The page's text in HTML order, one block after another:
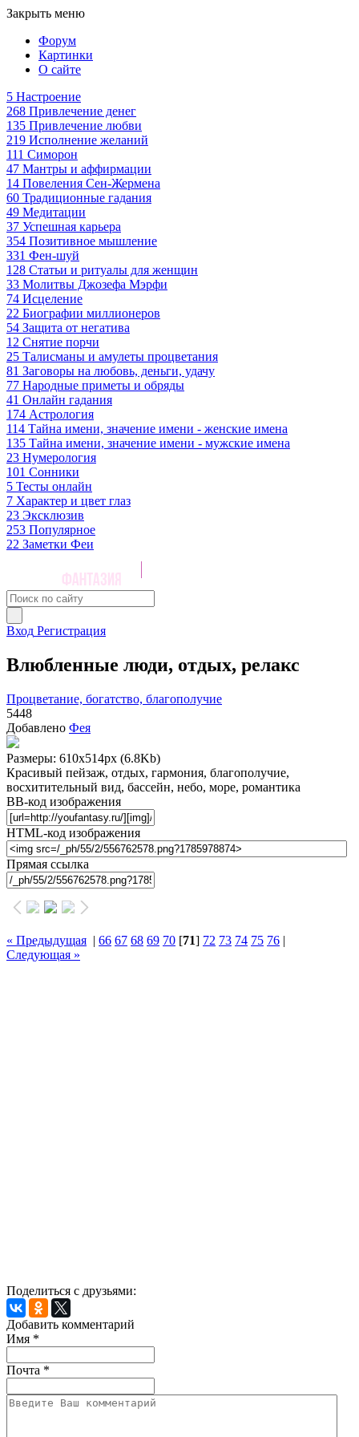
Закрыть меню
Форум
Картинки
О сайте
5 Настроение
268 Привлечение денег
135 Привлечение любви
219 Исполнение желаний
111 Симорон
47 Мантры и аффирмации
14 Повеления Сен-Жермена
60 Традиционные гадания
49 Медитации
37 Успешная карьера
354 Позитивное мышление
331 Фен-шуй
128 Статьи и ритуалы для женщин
33 Молитвы Джозефа Мэрфи
74 Исцеление
22 Биографии миллионеров
54 Защита от негатива
12 Снятие порчи
25 Талисманы и амулеты процветания
81 Заговоры на любовь, деньги, удачу
77 Народные приметы и обряды
41 Онлайн гадания
174 Астрология
114 Тайна имени, значение имени - женские имена
135 Тайна имени, значение имени - мужские имена
23 Нумерология
101 Сонники
5 Тесты онлайн
7 Характер и цвет глаз
23 Эксклюзив
253 Популярное
22 Заметки Феи
Вход Регистрация
Влюбленные люди, отдых, релакс
Процветание, богатство, благополучие
5448
Добавлено Фея
Размеры: 610x514px (6.8Kb)
Красивый пейзаж, отдых, гармония, благополучие,
восхитительный вид, бассейн, небо, море, романтика
BB-код изображения
HTML-код изображения
Прямая ссылка
« Предыдущая | 66 67 68 69 70 [71] 72 73 74 75 76 |
Следующая »
Поделиться с друзьями:
Добавить комментарий
Имя *
Почта *